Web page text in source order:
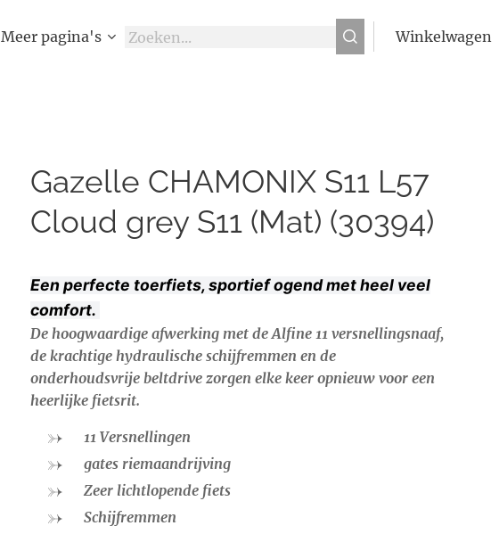
Meer pagina's Winkelwagen
Gazelle CHAMONIX S11 L57
Cloud grey S11 (Mat) (30394)
Een perfecte toerfiets, sportief ogend met heel veel
comfort.
De hoogwaardige afwerking met de Alfine 11 versnellingsnaaf,
de krachtige hydraulische schijfremmen en de
onderhoudsvrije beltdrive zorgen elke keer opnieuw voor een
heerlijke fietsrit.
11 Versnellingen
gates riemaandrijving
Zeer lichtlopende fiets
Schijfremmen